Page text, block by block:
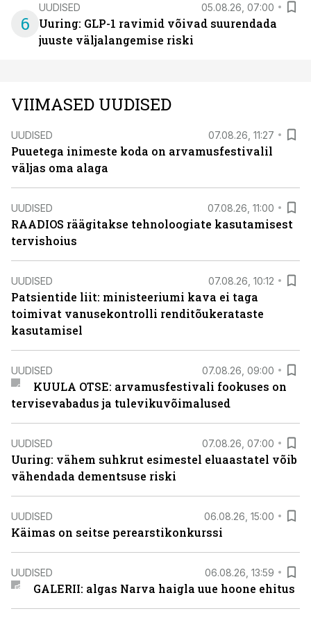
6
UUDISED 05.08.26, 07:00
Uuring: GLP-1 ravimid võivad suurendada
juuste väljalangemise riski
VIIMASED UUDISED
UUDISED 07.08.26, 11:27
Puuetega inimeste koda on arvamusfestivalil
väljas oma alaga
UUDISED 07.08.26, 11:00
RAADIOS räägitakse tehnoloogiate kasutamisest
tervishoius
UUDISED 07.08.26, 10:12
Patsientide liit: ministeeriumi kava ei taga
toimivat vanusekontrolli renditõukerataste
kasutamisel
UUDISED 07.08.26, 09:00
KUULA OTSE: arvamusfestivali fookuses on
tervisevabadus ja tulevikuvõimalused
UUDISED 07.08.26, 07:00
Uuring: vähem suhkrut esimestel eluaastatel võib
vähendada dementsuse riski
UUDISED 06.08.26, 15:00
Käimas on seitse perearstikonkurssi
UUDISED 06.08.26, 13:59
GALERII: algas Narva haigla uue hoone ehitus